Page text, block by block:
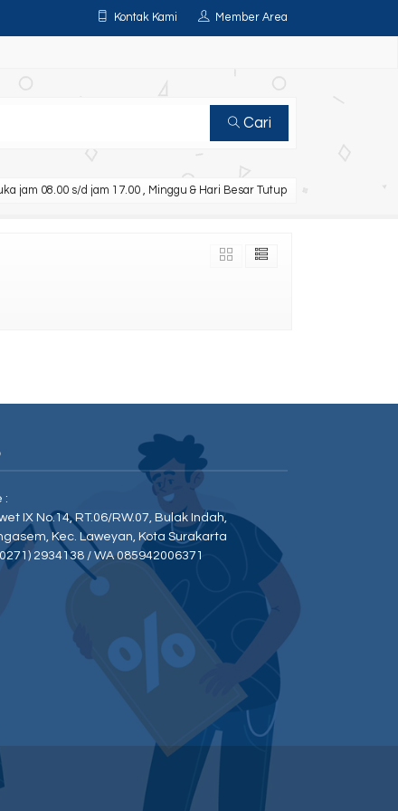
Kontak Kami Member Area
Cari
jam 08.00 s/d jam 17.00 , Minggu & Hari Besar Tutup
:
IX No.14, RT.06/RW.07, Bulak Indah,
Kec. Laweyan, Kota Surakarta
2934138 / WA 085942006371